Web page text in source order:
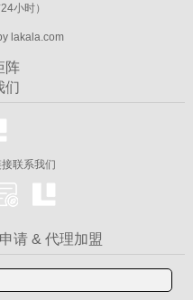
小时）
lakala.com
阵
们
联系我们
请 & 代理加盟